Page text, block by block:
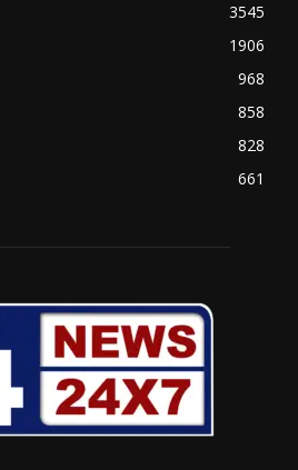
3545
1906
968
858
828
661